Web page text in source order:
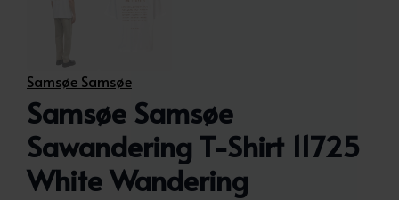
Samsøe Samsøe
Samsøe Samsøe
Sawandering T-Shirt 11725
White Wandering